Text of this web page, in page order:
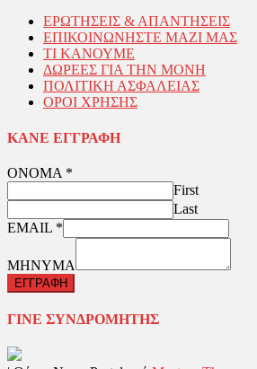
ΕΡΩΤΗΣΕΙΣ & ΑΠΑΝΤΗΣΕΙΣ
ΕΠΙΚΟΙΝΩΝΗΣΤΕ ΜΑΖΙ ΜΑΣ
ΤΙ ΚΑΝΟΥΜΕ
ΔΩΡΕΕΣ ΓΙΑ ΤΗΝ ΜΟΝΗ
ΠΟΛΙΤΙΚΗ ΑΣΦΑΛΕΙΑΣ
ΟΡΟΙ ΧΡΗΣΗΣ
ΚΑΝΕ ΕΓΓΡΑΦΗ
ΟΝΟΜΑ *
First
Last
EMAIL *
ΜΗΝΥΜΑ
ΕΓΓΡΑΦΗ
ΓΙΝΕ ΣΥΝΔΡΟΜΗΤΗΣ